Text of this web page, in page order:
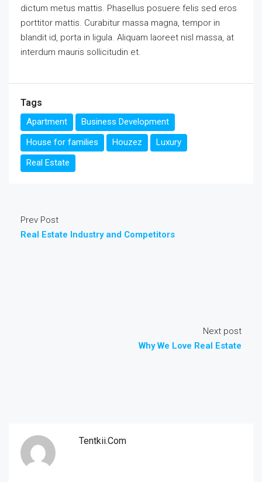
dictum metus mattis. Phasellus posuere felis sed eros
porttitor mattis. Curabitur massa magna, tempor in
blandit id, porta in ligula. Aliquam laoreet nisl massa, at
interdum mauris sollicitudin et.
Tags
Apartment
Business Development
House for families
Houzez
Luxury
Real Estate
Prev Post
Real Estate Industry and Competitors
Next post
Why We Love Real Estate
Tentkii.com